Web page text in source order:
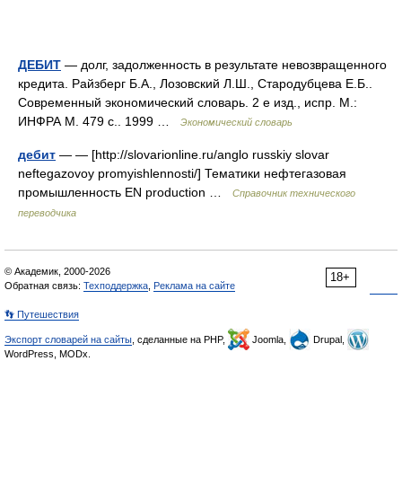
ДЕБИТ — долг, задолженность в результате невозвращенного
кредита. Райзберг Б.А., Лозовский Л.Ш., Стародубцева Е.Б..
Современный экономический словарь. 2 е изд., испр. М.:
ИНФРА М. 479 с.. 1999 …
Экономический словарь
дебит — — [http://slovarionline.ru/anglo russkiy slovar
neftegazovoy promyishlennosti/] Тематики нефтегазовая
промышленность EN production …
Справочник технического
переводчика
18+
© Академик, 2000-2026
Обратная связь: Техподдержка Реклама на сайте
👣 Путешествия
Экспорт словарей на сайты , сделанные на PHP, Joomla,
Drupal,
WordPress, MODx.